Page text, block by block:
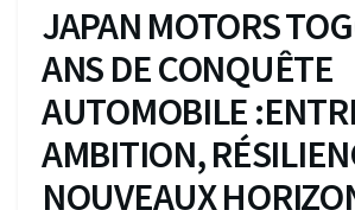
JAPAN MOTORS
ANS DE CONQUÊTE
AUTOMOBILE
AMBITION,
NOUVEAUX